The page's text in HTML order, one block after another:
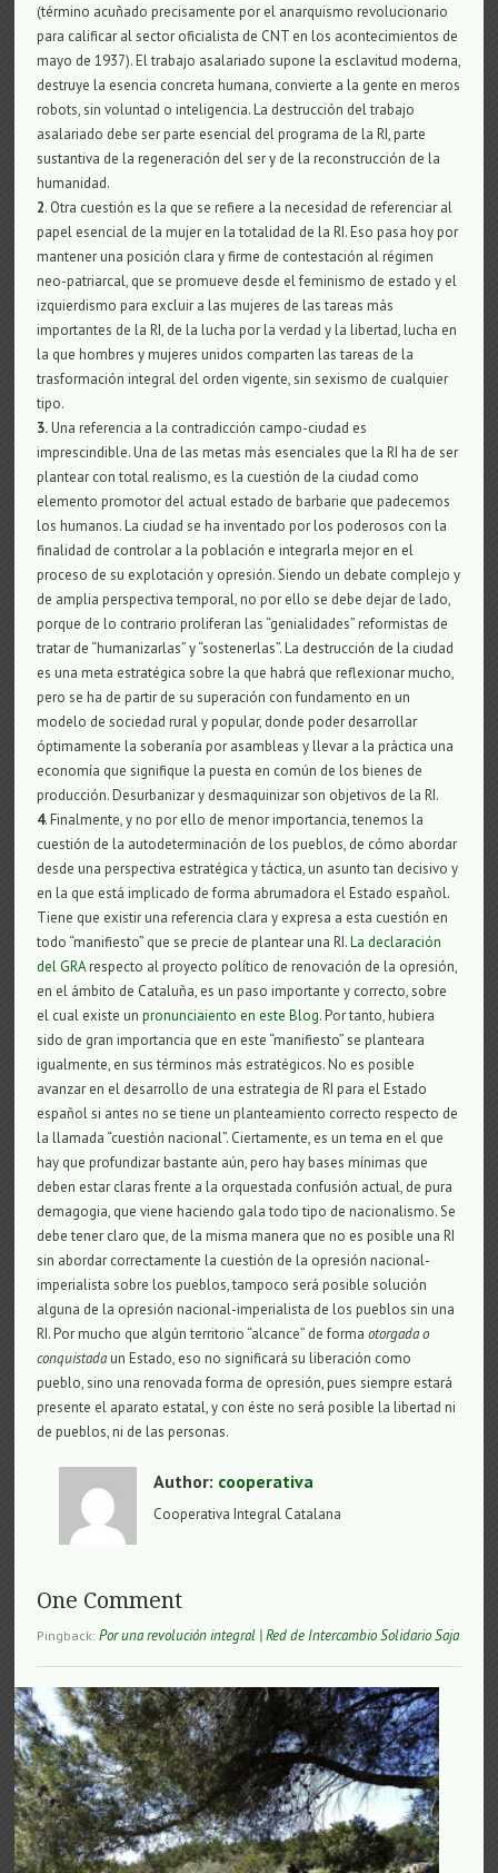
(término acuñado precisamente por el anarquismo revolucionario
para calificar al sector oficialista de CNT en los acontecimientos de
mayo de 1937). El trabajo asalariado supone la esclavitud moderna,
destruye la esencia concreta humana, convierte a la gente en meros
robots, sin voluntad o inteligencia. La destrucción del trabajo
asalariado debe ser parte esencial del programa de la RI, parte
sustantiva de la regeneración del ser y de la reconstrucción de la
humanidad.
2. Otra cuestión es la que se refiere a la necesidad de referenciar al
papel esencial de la mujer en la totalidad de la RI. Eso pasa hoy por
mantener una posición clara y firme de contestación al régimen
neo-patriarcal, que se promueve desde el feminismo de estado y el
izquierdismo para excluir a las mujeres de las tareas más
importantes de la RI, de la lucha por la verdad y la libertad, lucha en
la que hombres y mujeres unidos comparten las tareas de la
trasformación integral del orden vigente, sin sexismo de cualquier
tipo.
3.Una referencia a la contradicción campo-ciudad es
imprescindible. Una de las metas más esenciales que la RI ha de ser
plantear con total realismo, es la cuestión de la ciudad como
elemento promotor del actual estado de barbarie que padecemos
los humanos. La ciudad se ha inventado por los poderosos con la
finalidad de controlar a la población e integrarla mejor en el
proceso de su explotación y opresión. Siendo un debate complejo y
de amplia perspectiva temporal, no por ello se debe dejar de lado,
porque de lo contrario proliferan las “genialidades” reformistas de
tratar de “humanizarlas” y “sostenerlas”. La destrucción de la ciudad
es una meta estratégica sobre la que habrá que reflexionar mucho,
pero se ha de partir de su superación con fundamento en un
modelo de sociedad rural y popular, donde poder desarrollar
óptimamente la soberanía por asambleas y llevar a la práctica una
economía que signifique la puesta en común de los bienes de
producción. Desurbanizar y desmaquinizar son objetivos de la RI.
4. Finalmente, y no por ello de menor importancia, tenemos la
cuestión de la autodeterminación de los pueblos, de cómo abordar
desde una perspectiva estratégica y táctica, un asunto tan decisivo y
en la que está implicado de forma abrumadora el Estado español.
Tiene que existir una referencia clara y expresa a esta cuestión en
todo “manifiesto” que se precie de plantear una RI.La declaración
del GRArespecto al proyecto político de renovación de la opresión,
en el ámbito de Cataluña, es un paso importante y correcto, sobre
el cual existe unpronunciaiento en este Blog. Por tanto, hubiera
sido de gran importancia que en este “manifiesto” se planteara
igualmente, en sus términos más estratégicos. No es posible
avanzar en el desarrollo de una estrategia de RI para el Estado
español si antes no se tiene un planteamiento correcto respecto de
la llamada “cuestión nacional”. Ciertamente, es un tema en el que
hay que profundizar bastante aún, pero hay bases mínimas que
deben estar claras frente a la orquestada confusión actual, de pura
demagogia, que viene haciendo gala todo tipo de nacionalismo. Se
debe tener claro que, de la misma manera que no es posible una RI
sin abordar correctamente la cuestión de la opresión nacional-
imperialista sobre los pueblos, tampoco será posible solución
alguna de la opresión nacional-imperialista de los pueblos sin una
RI. Por mucho que algún territorio “alcance” de formaotorgada o
conquistadaun Estado, eso no significará su liberación como
pueblo, sino una renovada forma de opresión, pues siempre estará
presente el aparato estatal, y con éste no será posible la libertad ni
de pueblos, ni de las personas.
Author: cooperativa
Cooperativa Integral Catalana
One Comment
Pingback:Por una revolución integral | Red de Intercambio Solidario Saja